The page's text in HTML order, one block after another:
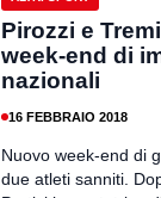
Pirozzi e
week-end di
nazionali
16 FEBBRAIO 2018
Nuovo week-end di
due atleti sanniti.